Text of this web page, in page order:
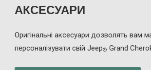
АКСЕСУАРИ
Оригінальні аксесуари дозволять вам
персоналізувати свій Jeep® Grand